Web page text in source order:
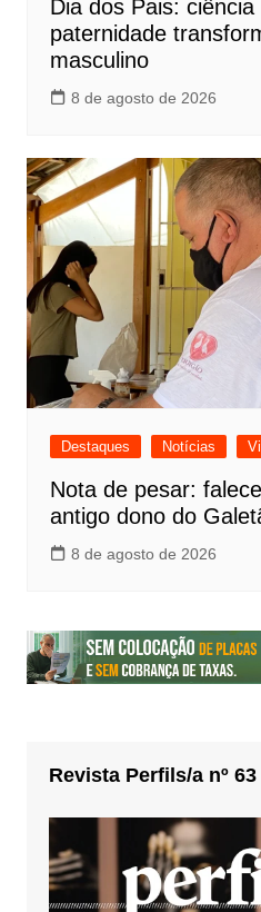
Dia dos Pais:
paternidade
masculino
8 de agosto de 2026
Destaques Notícias
Nota de pesar:
antigo dono do
8 de agosto de 2026
Revista Perfils/a nº 63